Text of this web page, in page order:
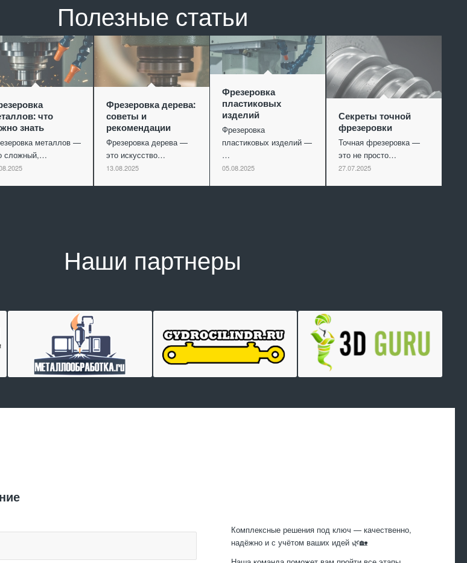
Полезные статьи
что
знать
металлов —
сложный,…
Фрезеровка дерева:
советы и
рекомендации
Фрезеровка дерева —
это искусство…
13.08.2025
Фрезеровка
пластиковых
изделий
Фрезеровка
пластиковых изделий —
…
05.08.2025
Секреты точной
фрезеровки
Точная фрезеровка —
это не просто…
27.07.2025
Наши партнеры
Комплексные решения под ключ — качественно,
надёжно и с учётом ваших идей 🌿🏡